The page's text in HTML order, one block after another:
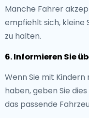
Manche Fahrer
empfiehlt sich, kleine
zu halten.
6. Informieren Sie
Wenn Sie mit
haben, geben Sie
das passende